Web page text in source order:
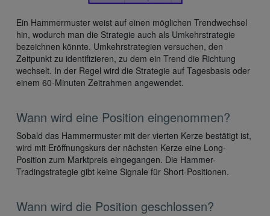
Ein Hammermuster weist auf einen möglichen Trendwechsel
hin, wodurch man die Strategie auch als Umkehrstrategie
bezeichnen könnte. Umkehrstrategien versuchen, den
Zeitpunkt zu identifizieren, zu dem ein Trend die Richtung
wechselt. In der Regel wird die Strategie auf Tagesbasis oder
einem 60-Minuten Zeitrahmen angewendet.
Wann wird eine Position eingenommen?
Sobald das Hammermuster mit der vierten Kerze bestätigt ist,
wird mit Eröffnungskurs der nächsten Kerze eine Long-
Position zum Marktpreis eingegangen. Die Hammer-
Tradingstrategie gibt keine Signale für Short-Positionen.
Wann wird die Position geschlossen?